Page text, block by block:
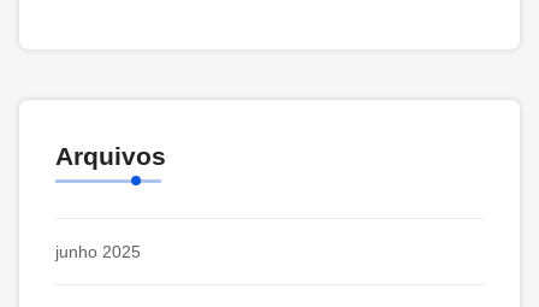
Arquivos
junho 2025